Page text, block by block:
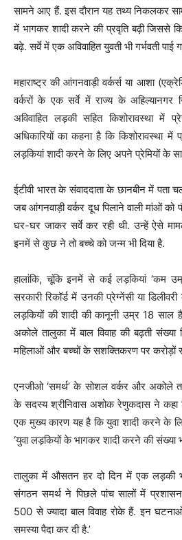
सामने आए हैं. इस दौरान यह तथ्य निकलकर
में भागकर शादी करने की प्रवृति बढ़ी जिससे
बढ़े. सर्वे में एक अविवाहित युवती भी गर्भवती पाई
महाराष्ट्र की आंगनवाड़ी वर्कर्स या आशा
वर्करों के एक सर्वे में राज्य के
अविवाहित लड़की सहित किशोरावस्था
अधिकारियों का कहना है कि किशोरावस्था
लड़कियां शादी करने के लिए अपने प्रेमियों के
ईटीवी भारत के संवाददाता के छानबीन में
जब आंगनवाड़ी वर्कर दूध पिलाने वाली मांओं को
घर-घर जाकर सर्वे कर रही थी. उन्हें ऐसे
इनमें से कुछ ने तो बच्चे को जन्म भी दिया है.
हालांकि, चूंकि इनमें से कई लड़कियां ‘कम
सरकारी रिकॉर्ड में उनकी प्रेग्नेंसी या
लड़कियों की शादी की कानूनी उम्र 18
अकोले तालुका में बाल विवाह की बढ़ती संख्या
महिलाओं और बच्चों के सशक्तिकरण पर करोड़ों
एनजीओ ‘समर्थ’ के सोशल वर्कर और अकोले
के सदस्य श्रीनिवास अशोक रेणुकदास ने कहा
एक मुख्य कारण यह है कि युवा शादी करने के
‘युवा लड़कियों के भागकर शादी करने की संख्या
तालुका में औसतन हर दो दिन में एक लड़की
संगठन समर्थ ने पिछले पांच सालों में
500 से ज्यादा बाल विवाह रोके हैं. इन
समस्या पैदा कर दी है.’